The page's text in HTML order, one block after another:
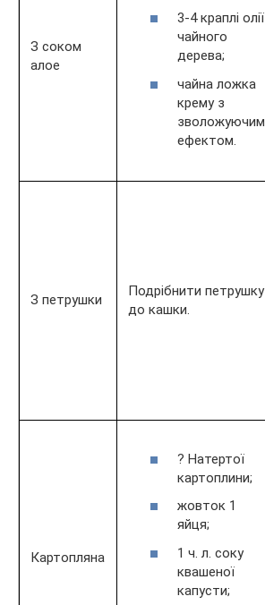
З соком
алое
3-4 краплі олії
чайного
дерева;
чайна ложка
крему з
зволожуючим
ефектом.
З петрушки
Подрібнити петрушку
до кашки.
Картопляна
? Натертої
картоплини;
жовток 1
яйця;
1 ч. л. соку
квашеної
капусти;